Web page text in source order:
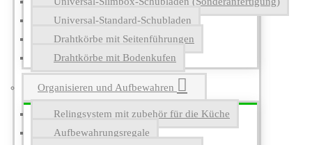
Universal-Standard-Schubladen
Drahtkörbe mit Seitenführungen
Drahtkörbe mit Bodenkufen
Organisieren und Aufbewahren
Relingsystem mit zubehör für die Küche
Aufbewahrungsregale